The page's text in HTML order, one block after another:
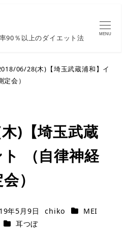
90％以上のダイエット法 MENU
06/28(木)【埼玉武蔵浦和】イ
会）
)【埼玉武蔵
（自律神経
）
年5月9日
著
chiko カテゴリー
MEI
カテゴリー
耳つぼ